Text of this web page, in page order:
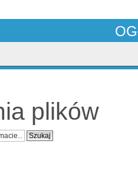
plików